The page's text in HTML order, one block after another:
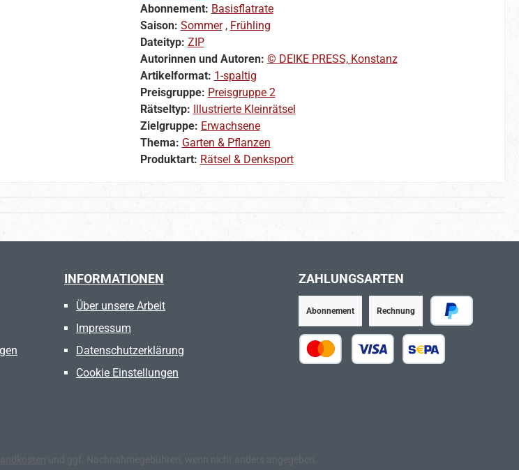
Abonnement: Basisflatrate
Saison: Sommer, Frühling
Dateityp: ZIP
Autorinnen und Autoren: © DEIKE PRESS, Konstanz
Artikelformat: 1-spaltig
Preisgruppe: Preisgruppe 2
Rätseltyp:
Illustrierte Kleinrätsel
Zielgruppe: Erwachsene
Thema: Garten & Pflanzen
Produktart: Rätsel & Denksport
INFORMATIONEN
Über unsere Arbeit
Impressum
Datenschutzerklärung
Cookie Einstellungen
ZAHLUNGSARTEN
PayPal
Abonnement Rechnung
und ggf. Nachnahmegebühren, wenn nicht anders angegeben.